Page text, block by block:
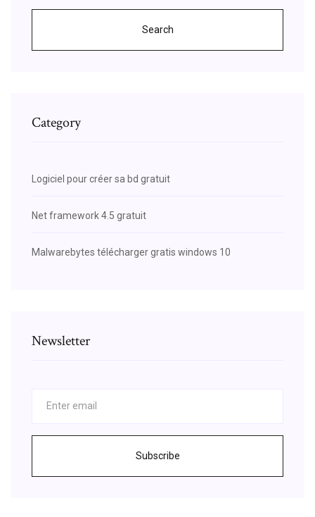
Search
Category
Logiciel pour créer sa bd gratuit
Net framework 4.5 gratuit
Malwarebytes télécharger gratis windows 10
Newsletter
Subscribe